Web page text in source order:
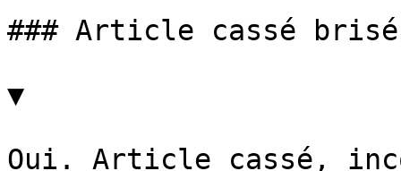
### Article cassé brisé
▼
Oui. Article cassé,